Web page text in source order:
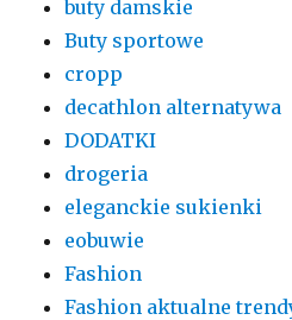
buty damskie
Buty sportowe
cropp
decathlon alternatywa
DODATKI
drogeria
eleganckie sukienki
eobuwie
Fashion
Fashion aktualne